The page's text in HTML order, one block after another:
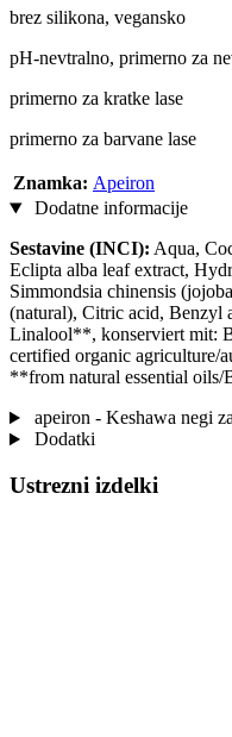
brez silikona, vegansko
pH-nevtralno, primerno za
primerno za kratke lase
primerno za barvane lase
Znamka: Apeiron
Dodatne informacije
Sestavine (INCI): Aqua,
Eclipta alba leaf extract,
Simmondsia chinensis
(natural), Citric acid,
Linalool**, konserviert mit:
certified organic agriculture/
**from natural essential oils/
apeiron - Keshawa negi
Dodatki
Ustrezni izdelki